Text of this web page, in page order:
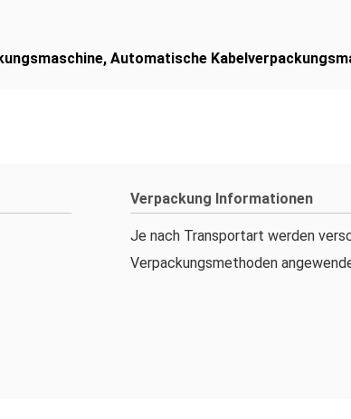
, Automatische
Verpackung Informationen
Je nach Transportart werden
Verpackungsmethoden